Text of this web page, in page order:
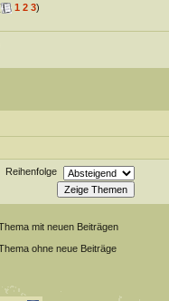
1 2 3)
Reihenfolge
mit neuen Beiträgen
ohne neue Beiträge